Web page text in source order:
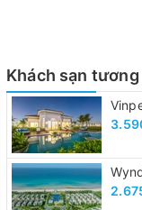
Khách sạn